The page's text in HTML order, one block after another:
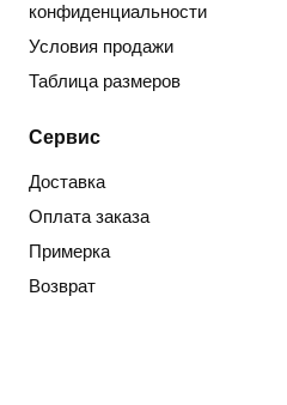
конфиденциальности
Условия продажи
Таблица размеров
Сервис
Доставка
Оплата заказа
Примерка
Возврат